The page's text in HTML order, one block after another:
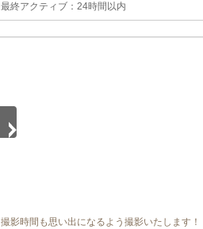
最終アクティブ：24時間以内
撮影時間も思い出になるよう撮影いたします！